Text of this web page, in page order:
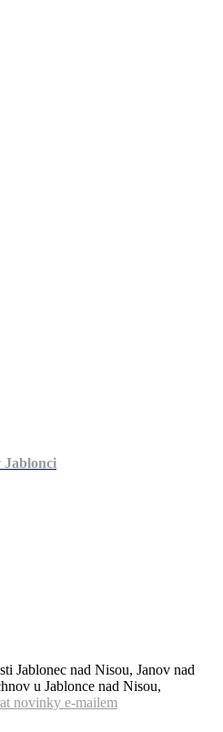
Jablonci
Jablonec nad Nisou, Janov nad
u Jablonce nad Nisou,
novinky e-mailem